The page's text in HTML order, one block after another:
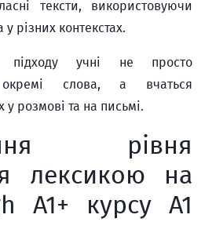
тексти, використовуючи
у різних контекстах.
підходу учні не просто
окремі слова, а вчаться
у розмові та на письмі.
рівня
лексикою на
A1+ курсу A1